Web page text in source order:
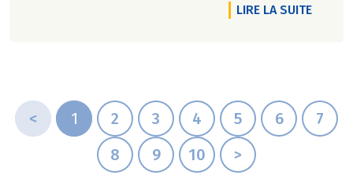
LIRE LA SUITEDE
< 1 2 3 4 5 6
7
8
9 10 >